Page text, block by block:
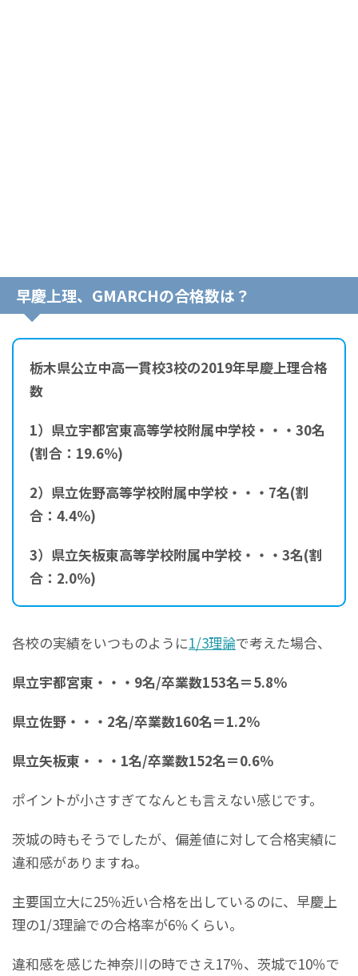
早慶上理、GMARCHの合格数は？
栃木県公立中高一貫校3校の2019年早慶上理合格
数
1）県立宇都宮東高等学校附属中学校・・・30名
(割合：19.6％)
2）県立佐野高等学校附属中学校・・・7名(割
合：4.4％)
3）県立矢板東高等学校附属中学校・・・3名(割
合：2.0％)
各校の実績をいつものように1/3理論で考えた場合、
県立宇都宮東・・・9名/卒業数153名＝5.8％
県立佐野・・・2名/卒業数160名＝1.2％
県立矢板東・・・1名/卒業数152名＝0.6％
ポイントが小さすぎてなんとも言えない感じです。
茨城の時もそうでしたが、偏差値に対して合格実績に
違和感がありますね。
主要国立大に25％近い合格を出しているのに、早慶上
理の1/3理論での合格率が6％くらい。
違和感を感じた神奈川の時でさえ17％、茨城で10％で